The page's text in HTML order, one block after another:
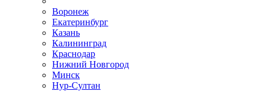
Воронеж
Екатеринбург
Казань
Калининград
Краснодар
Нижний Новгород
Минск
Нур-Султан